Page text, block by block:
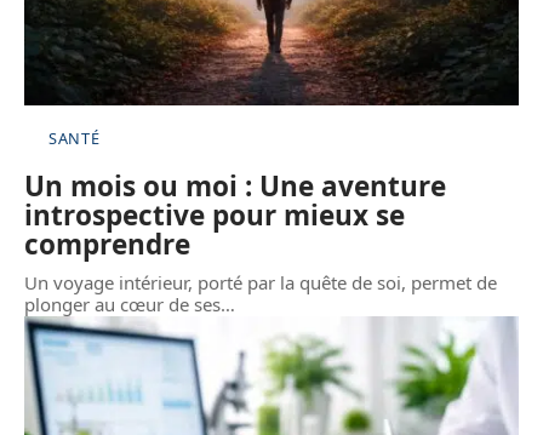
SANTÉ
Un mois ou moi : Une aventure
introspective pour mieux se
comprendre
Un voyage intérieur, porté par la quête de soi, permet de
plonger au cœur de ses…